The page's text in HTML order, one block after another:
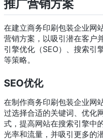
推广营销方案
在建立商务印刷包装企业网
营销方案，以吸引潜在客户
引擎优化（SEO）、搜索引
等策略。
SEO优化
在制作商务印刷包装企业网
过选择合适的关键词、优化
式，提高网站在搜索引擎中
光率和流量，并吸引更多的